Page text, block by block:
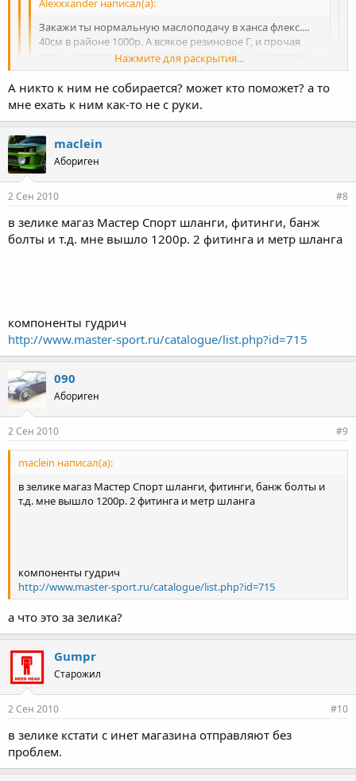
Alexxxander написал(а):
Закажи ты нормальную маслоподачу в ханса флекс....
40см в районе 1000р. А всякое резиновое Г, и прочая
херь... черевата выходом из строя турбы. - на этом не
экономят.
Нажмите для раскрытия...
т.967-74-84 По телу лучше спросить наличии банджо фитингов
под твои болты...Для тд04л,тд05, на турбине 10мм, с др конца 14
мм на Палец который вкручивается в ГБЦ. Ктсати болт у них
можно купить 40р... чтоль стоит. тот что в этот палец потом
крутить можно) А так делают быстро минут за 10, и как сказал
Gumpr надо к ним ехать.
Нажмите для раскрытия...
А никто к ним не собирается? может кто поможет? а то
мне ехать к ним как-то не с руки.
maclein
Абориген
2 Сен 2010 #8
в зелике магаз Мастер Спорт шланги, фитинги, банж
болты и т.д. мне вышло 1200р. 2 фитинга и метр шланга
компоненты гудрич
http://www.master-sport.ru/catalogue/list.php?id=715
090
Абориген
2 Сен 2010 #9
maclein написал(а):
в зелике магаз Мастер Спорт шланги, фитинги, банж болты и
т.д. мне вышло 1200р. 2 фитинга и метр шланга
компоненты гудрич
http://www.master-sport.ru/catalogue/list.php?id=715
а что это за зелика?
Gumpr
Старожил
2 Сен 2010 #10
в зелике кстати с инет магазина отправляют без
проблем.